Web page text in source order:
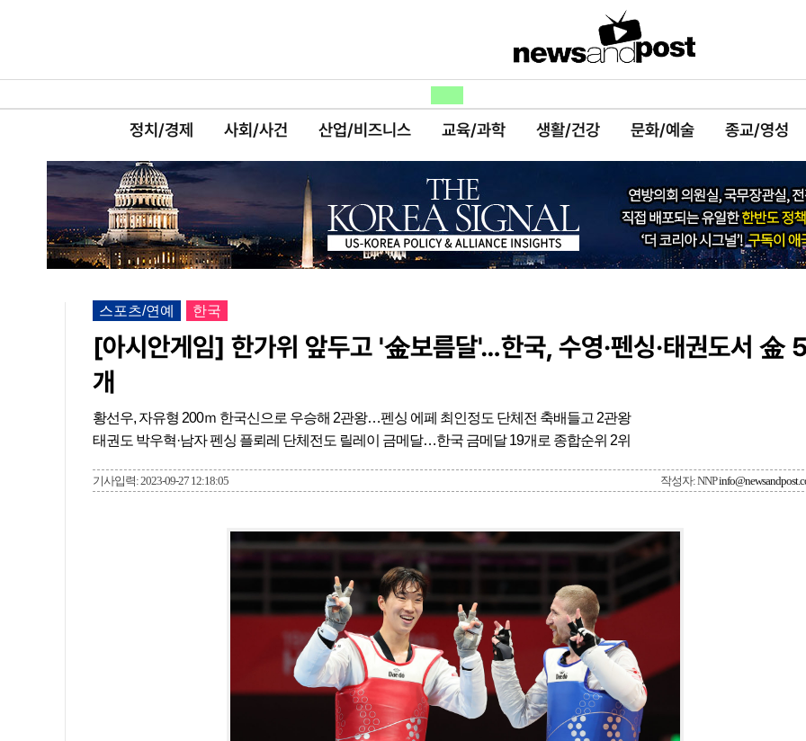
정치/경제 사회/사건 산업/비즈니스 교육/과학 생활/건강 문화/예술 종교/영성
스포츠/연예 한국
[아시안게임] 한가위 앞두고 '金보름달'…한국, 수영·펜싱·태권도서 金
개
황선우, 자유형 200ｍ 한국신으로 우승해 2관왕…펜싱 에페 최인정도 단체전 축배들고 2관왕
태권도 박우혁·남자 펜싱 플뢰레 단체전도 릴레이 금메달…한국 금메달 19개로 종합순위 2위
기사입력: 2023-09-27 12:18:05 작성자: NNP